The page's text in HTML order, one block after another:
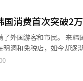
国消费首次突破2
客最常去哪里？他们的消费额又有多少？ 几年前，外国游客
明洞和免税店，如今却逐
鞋，接受皮肤科治疗后到